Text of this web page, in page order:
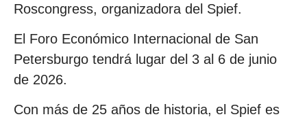
Roscongress, organizadora del Spief.
El Foro Económico Internacional de San
Petersburgo tendrá lugar del 3 al 6 de junio
de 2026.
Con más de 25 años de historia, el Spief es